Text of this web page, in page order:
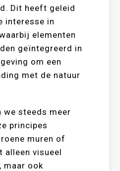
Dit heeft geleid
interesse in
elementen
geïntegreerd in
om een
met de natuur
we steeds meer
principes
muren of
alleen visueel
maar ook